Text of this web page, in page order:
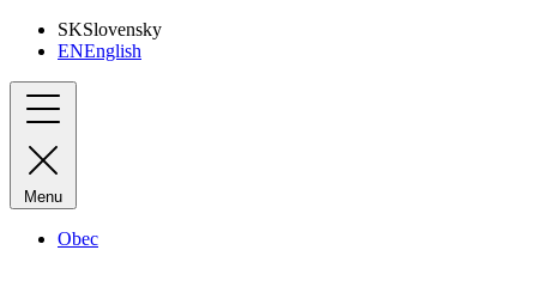
SKSlovensky
ENEnglish
Menu
Obec